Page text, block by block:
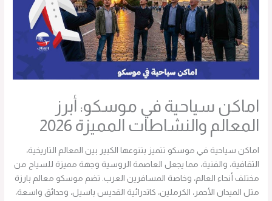
اماكن سياحية في موسكو: أبرز
المعالم والنشاطات المميزة 2026
اماكن سياحية في موسكو تتميز بتنوعها الكبير بين المعالم التاريخية،
الثقافية، والفنية، مما يجعل العاصمة الروسية وجهة مميزة للسياح من
مختلف أنحاء العالم، وخاصة المسافرين العرب. تضم موسكو معالم بارزة
مثل الميدان الأحمر، الكرملين، كاتدرائية القديس باسيل، وحدائق واسعة،